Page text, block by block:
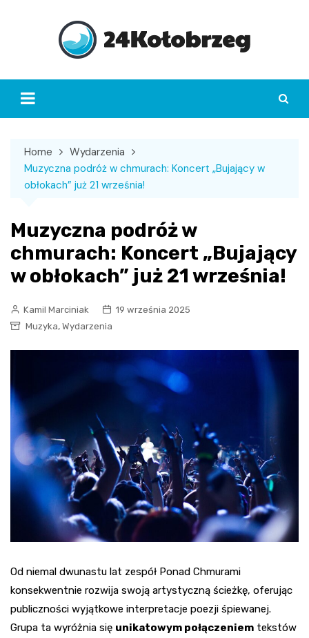
Home
Wydarzenia
Muzyczna podróż w chmurach: Koncert „Bujający w
obłokach” już 21 września!
Muzyczna podróż w
chmurach: Koncert „Bujający
w obłokach” już 21 września!
Kamil Marciniak
19 września 2025
Muzyka, Wydarzenia
Od niemal dwunastu lat zespół Ponad Chmurami
konsekwentnie rozwija swoją artystyczną ścieżkę, oferując
publiczności wyjątkowe interpretacje poezji śpiewanej.
Grupa ta wyróżnia się unikatowym połączeniem tekstów